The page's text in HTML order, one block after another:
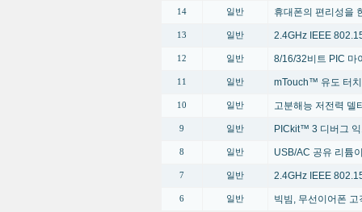
14 일반 휴대폰의 편리성을
13 일반 2.4GHz IEEE
12 일반 8/16/32비트 PIC 마
11 일반 mTouch™ 유도 터
10 일반 고분해능 저전력 델
9 일반 PICkit™ 3 디버그
8 일반 USB/AC 공유 리튬
7 일반 2.4GHz IEEE
6 일반 빅빔, 무선이어폰 고